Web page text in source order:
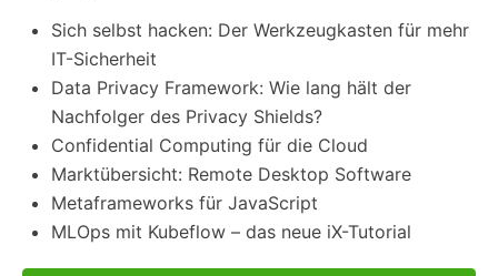
Sich selbst hacken: Der Werkzeugkasten für mehr
IT-Sicherheit
Data Privacy Framework: Wie lang hält der
Nachfolger des Privacy Shields?
Confidential Computing für die Cloud
Marktübersicht: Remote Desktop Software
Metaframeworks für JavaScript
MLOps mit Kubeflow – das neue iX-Tutorial